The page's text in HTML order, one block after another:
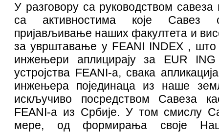
У разговору са руководством савеза
са активностима које Савез
пријављивање наших факултета и
за уврштавање у FEANI INDEX ,
инжењери аплицирају за EUR
устројства FEANI-а, свака
инжењера појединаца из наше
искључиво посредством Савеза
FEANI-а из Србије. У том смислу
мере, од формирања своје